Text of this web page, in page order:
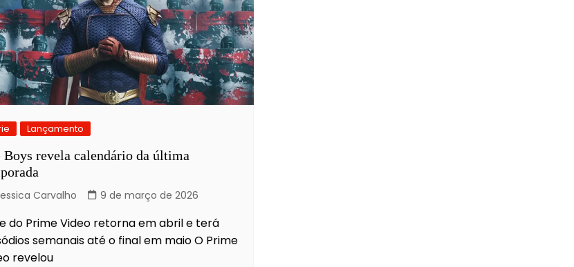
Lançamento
Boys revela calendário da última
Carvalho 9 de março de 2026
do Prime Video retorna em abril e terá
semanais até o final em maio O Prime
revelou